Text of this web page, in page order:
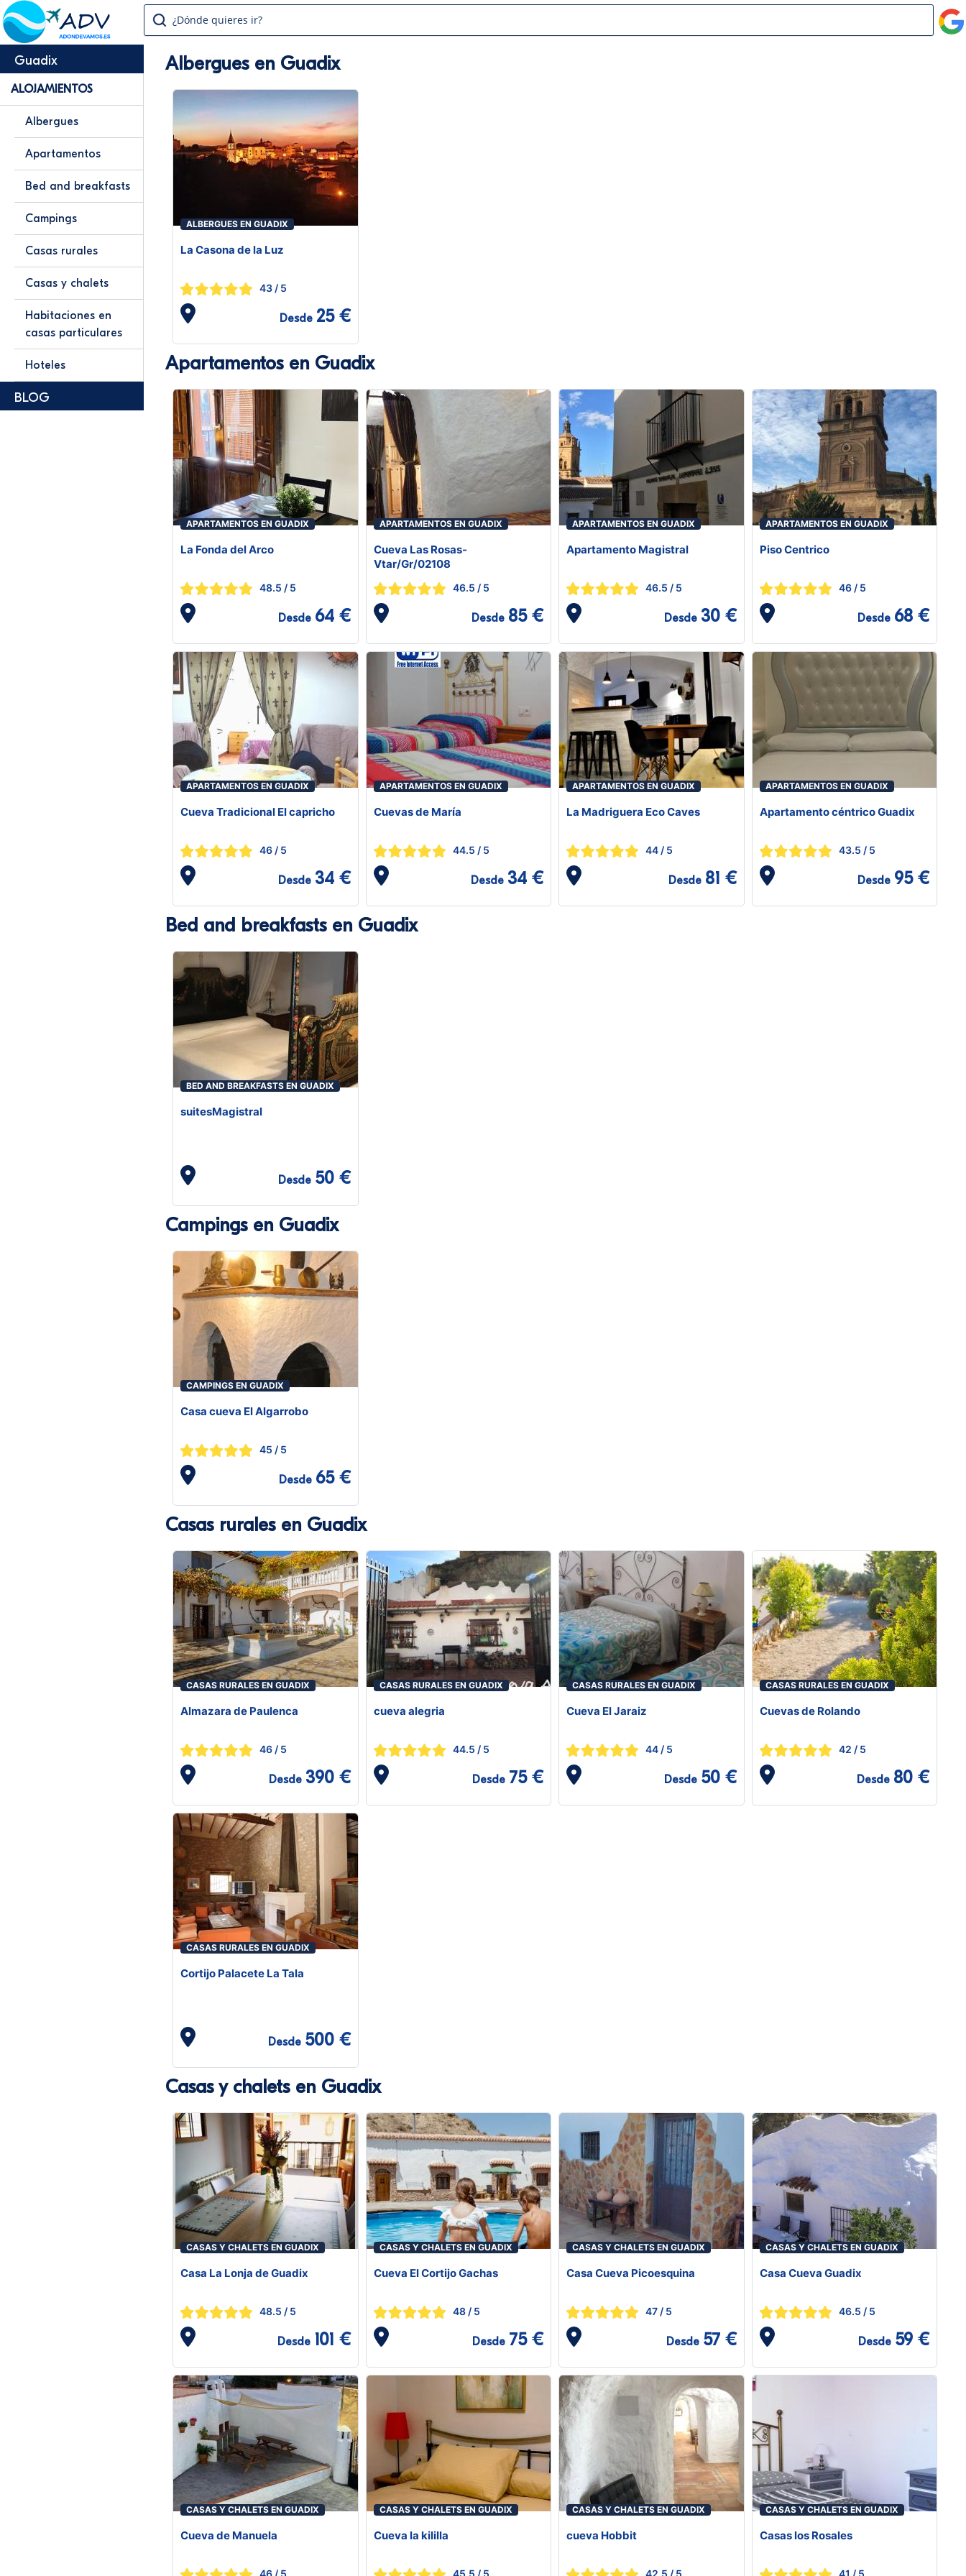
¿Dónde quieres ir?
Guadix
ALOJAMIENTOS
Albergues
Apartamentos
Bed and breakfasts
Campings
Casas rurales
Casas y chalets
Habitaciones en
casas particulares
Hoteles
BLOG
Albergues en Guadix
ALBERGUES EN GUADIX
La Casona de la Luz
43 / 5
Desde 25 €
Apartamentos en Guadix
APARTAMENTOS EN GUADIX
La Fonda del Arco
48.5 / 5
Desde 64 €
APARTAMENTOS EN GUADIX
Cueva Las Rosas-
Vtar/Gr/02108
46.5 / 5
Desde 85 €
APARTAMENTOS EN GUADIX
Apartamento Magistral
46.5 / 5
Desde 30 €
APARTAMENTOS EN GUADIX
Piso Centrico
46/ 5
Desde 68 €
APARTAMENTOS EN GUADIX
Cueva Tradicional El capricho
46 / 5
Desde 34 €
APARTAMENTOS EN GUADIX
Cuevas de María
44.5 / 5
Desde 34 €
APARTAMENTOS EN GUADIX
La Madriguera Eco Caves
44 / 5
Desde 81 €
APARTAMENTOS EN GUADIX
Apartamento céntrico Guadix
43.5 / 5
Desde 95 €
Bed and breakfasts en Guadix
BED AND BREAKFASTS EN GUADIX
suitesMagistral
Desde 50 €
Campings en Guadix
CAMPINGS EN GUADIX
Casa cueva El Algarrobo
45 / 5
Desde 65 €
Casas rurales en Guadix
CASAS RURALES EN GUADIX
Almazara de Paulenca
46 / 5
Desde 390 €
CASAS RURALES EN GUADIX
cueva alegria
44.5 / 5
Desde 75 €
CASAS RURALES EN GUADIX
Cueva El Jaraiz
44 / 5
Desde 50 €
CASAS RURALES EN GUADIX
Cuevas de Rolando
42 / 5
Desde 80 €
CASAS RURALES EN GUADIX
Cortijo Palacete La Tala
Desde 500 €
Casas y chalets en Guadix
CASAS Y CHALETS EN GUADIX
Casa La Lonja de Guadix
48.5 / 5
Desde 101 €
CASAS Y CHALETS EN GUADIX
Cueva El Cortijo Gachas
48/ 5
Desde 75 €
CASAS Y CHALETS EN GUADIX
Casa Cueva Picoesquina
47 / 5
Desde 57 €
CASAS Y CHALETS EN GUADIX
Casa Cueva Guadix
46.5 / 5
Desde 59 €
CASAS Y CHALETS EN GUADIX
Cueva de Manuela
46 / 5
CASAS Y CHALETS EN GUADIX
Cueva la kililla
45.5 / 5
CASAS Y CHALETS EN GUADIX
cueva Hobbit
42.5 / 5
CASAS Y CHALETS EN GUADIX
Casas los Rosales
41 / 5